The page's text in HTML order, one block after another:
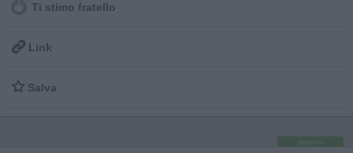
Ti stimo fratello
 Link
 Salva
pubblicità